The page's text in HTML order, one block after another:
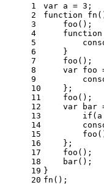
1
2
3
4
5
6
7
8
9
10
11
12
13
14
15
16
17
18
19
20
var a = 3 ;
function
fn (
    foo();
function
    }
    foo();
var foo
    };
    foo();
var bar
if
    };
    foo();
    bar();
}
fn();